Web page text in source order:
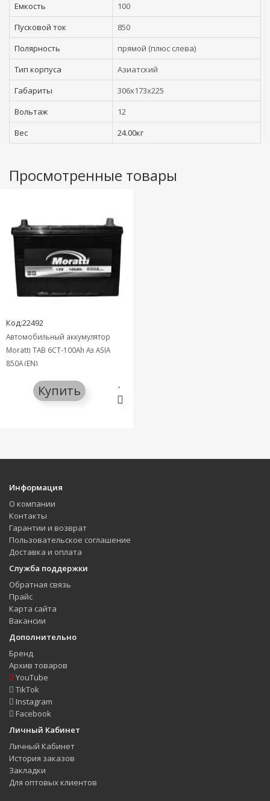
Емкость
100
Пусковой ток
850
Полярность
прямой (плюс слева)
Тип корпуса
Азиатский
Габариты
306x173x225
Вольтаж
12
Вес
24.00кг
Просмотренные товары
Код:22492
Автомобильный аккумулятор
Moratti TAB 6СТ-100Ah Аз ASIA
850A (EN)
Купить
Информация
О компании
Контакты
Гарантии и возврат
Пользовательское соглашение
Доставка и оплата
Служба поддержки
Обратная связь
Прайс
Карта сайта
Вакансии
Дополнительно
Бренд
Архив товаров
YouTube
TikTok
Instagram
Facebook
Личный Кабинет
Личный Кабинет
История заказов
Закладки
Для оптовых клиентов